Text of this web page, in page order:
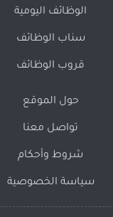
الوظائف اليومية
سناب الوظائف
قروب الوظائف
حول الموقع
تواصل معنا
شروط وأحكام
سياسة الخصوصية